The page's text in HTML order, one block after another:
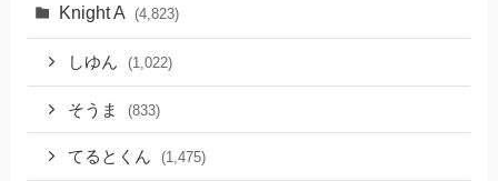
Knight A (4,823)
しゆん (1,022)
そうま (833)
てるとくん (1,475)